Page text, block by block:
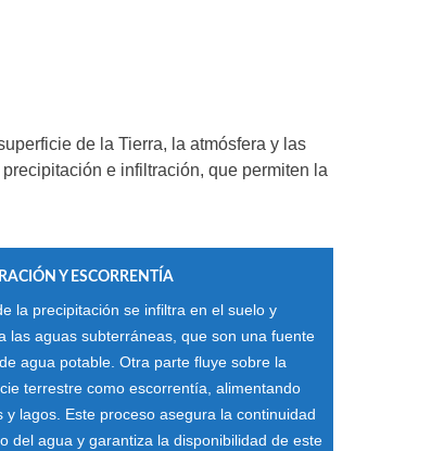
de la Tierra, la atmósfera y las
e infiltración, que permiten la
Y ESCORRENTÍA
la precipitación se infiltra en el suelo y
las aguas subterráneas, que son una fuente
agua potable. Otra parte fluye sobre la
terrestre como escorrentía, alimentando
y lagos. Este proceso asegura la continuidad
del agua y garantiza la disponibilidad de este